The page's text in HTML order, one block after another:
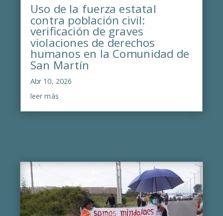
Uso de la fuerza estatal
contra población civil:
verificación de graves
violaciones de derechos
humanos en la Comunidad de
San Martín
Abr 10, 2026
leer más